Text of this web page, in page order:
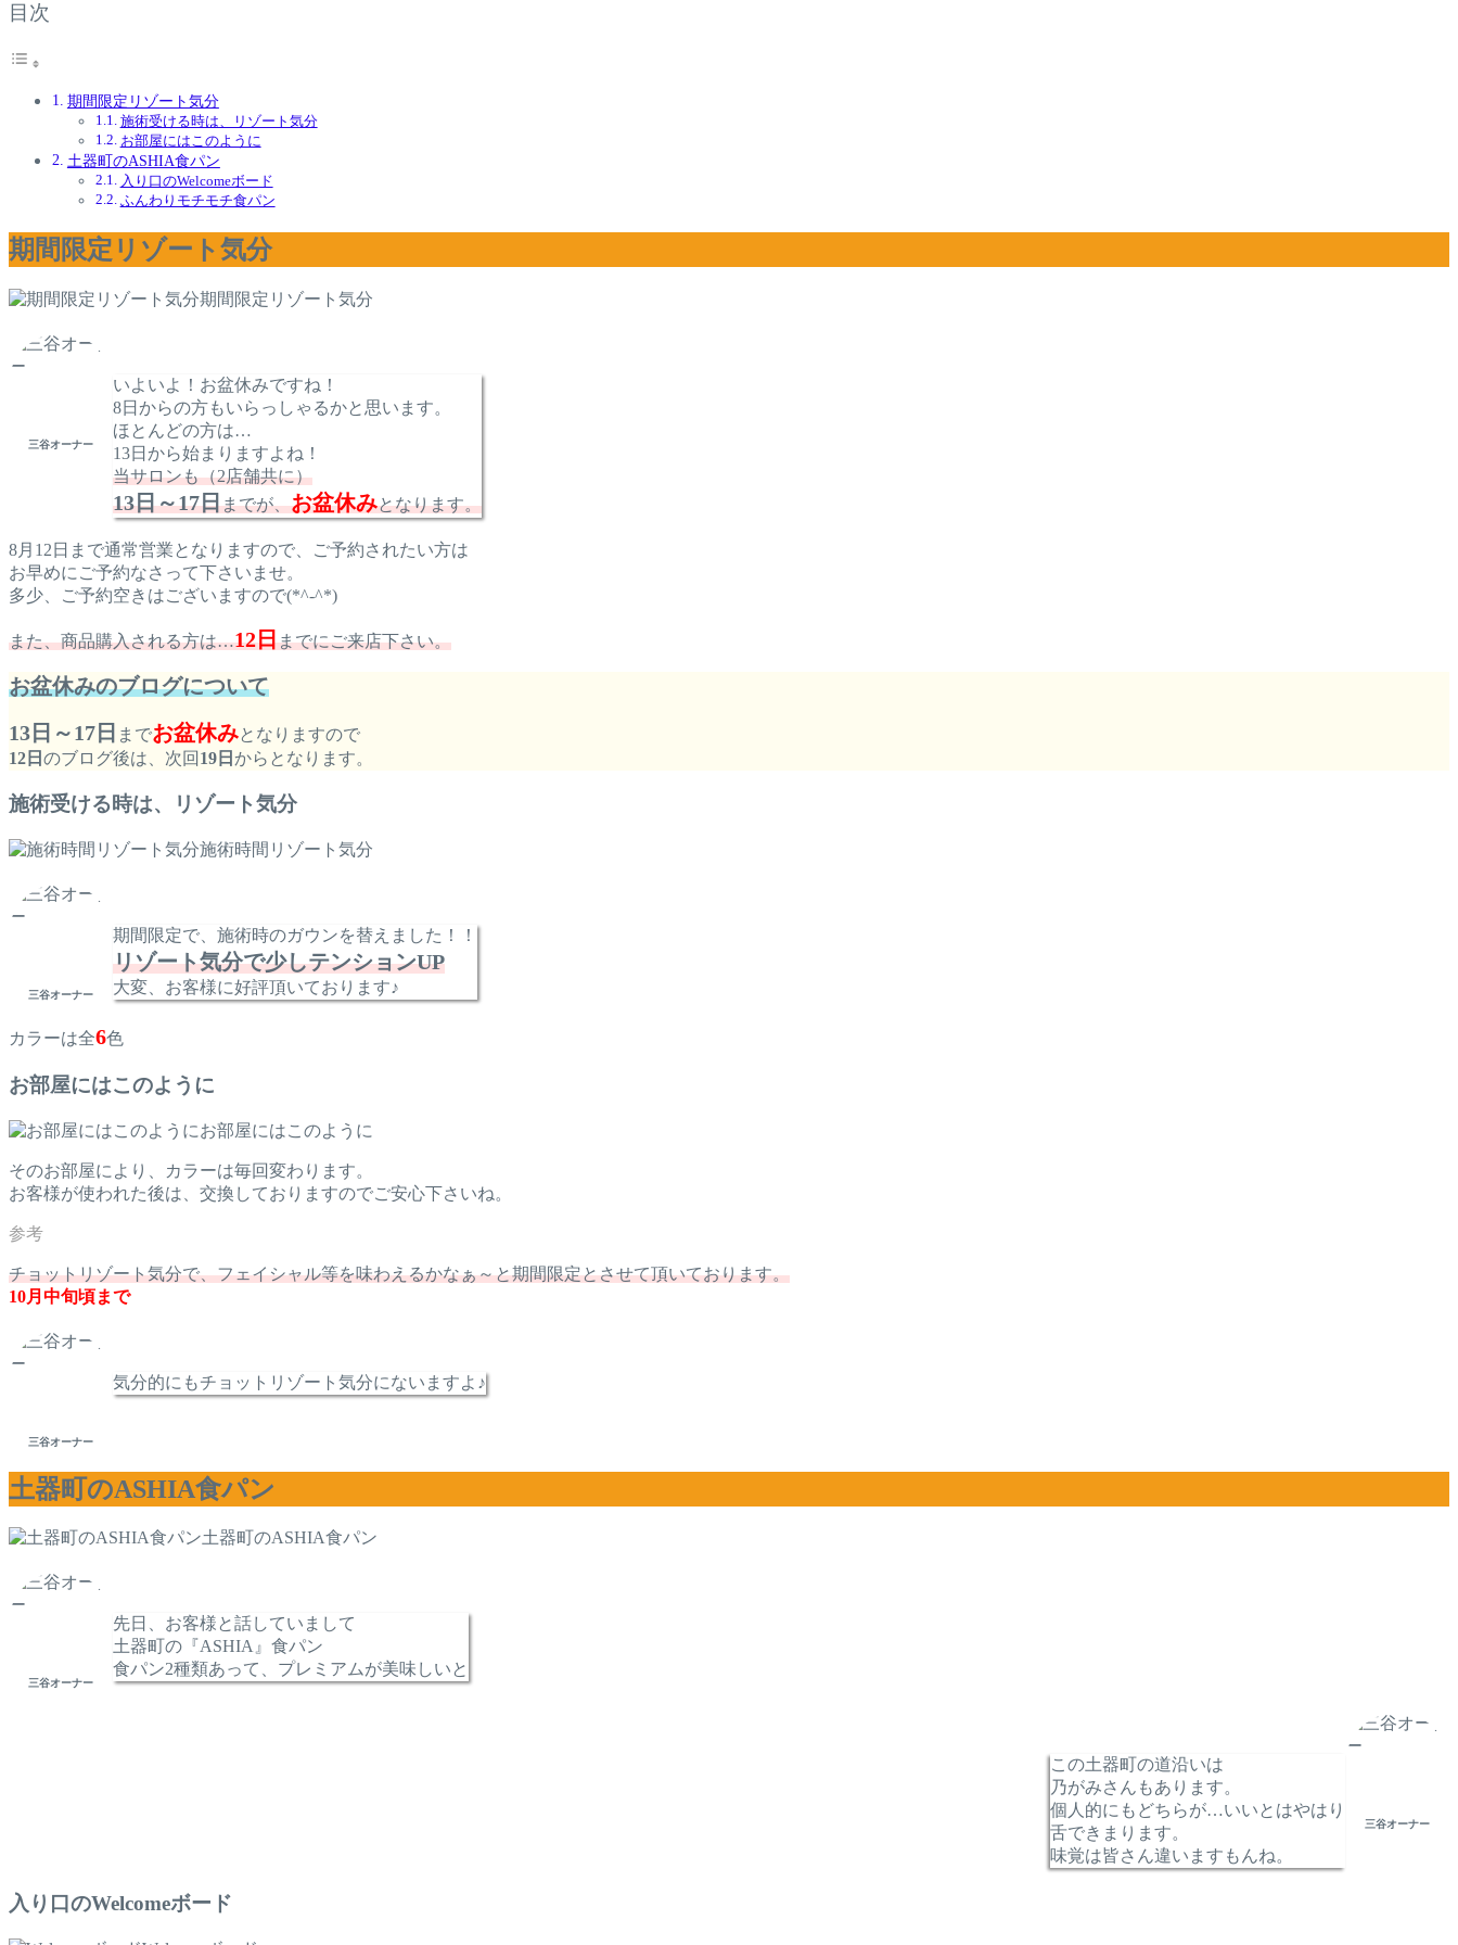
目次
期間限定リゾート気分
施術受ける時は、リゾート気分
お部屋にはこのように
土器町のASHIA食パン
入り口のWelcomeボード
ふんわりモチモチ食パン
期間限定リゾート気分
期間限定リゾート気分
三谷オーナー
いよいよ！お盆休みですね！
8日からの方もいらっしゃるかと思います。
ほとんどの方は…
13日から始まりますよね！
当サロンも（2店舗共に）
13日～17日までが、お盆休みとなります。
8月12日まで通常営業となりますので、ご予約されたい方は
お早めにご予約なさって下さいませ。
多少、ご予約空きはございますので(*^-^*)
また、商品購入される方は…12日までにご来店下さい。
お盆休みのブログについて
13日～17日 までお盆休みとなりますので
12日 のブログ後は、次回 19日 からとなります。
施術受ける時は、リゾート気分
施術時間リゾート気分
三谷オーナー
期間限定で、施術時のガウンを替えました！！
リゾート気分で少しテンションUP
大変、お客様に好評頂いております♪
カラーは全6色
お部屋にはこのように
お部屋にはこのように
そのお部屋により、カラーは毎回変わります。
お客様が使われた後は、交換しておりますのでご安心下さいね。
チョットリゾート気分で、フェイシャル等を味わえるかなぁ～と期間限定とさせて頂いております。
10月中旬頃まで
三谷オーナー
気分的にもチョットリゾート気分にないますよ♪
土器町のASHIA食パン
土器町のASHIA食パン
三谷オーナー
先日、お客様と話していまして
土器町の『ASHIA』食パン
食パン2種類あって、プレミアムが美味しいと
この土器町の道沿いは
乃がみさんもあります。
個人的にもどちらが…いいとはやはり
舌できまります。
味覚は皆さん違いますもんね。
三谷オーナー
入り口のWelcomeボード